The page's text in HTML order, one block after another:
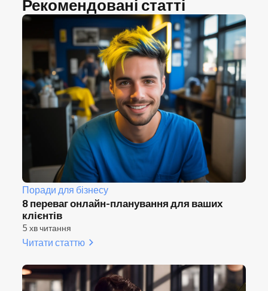
Рекомендовані статті
Поради для бізнесу
8 переваг онлайн-планування для ваших
клієнтів
5 хв читання
Читати статтю